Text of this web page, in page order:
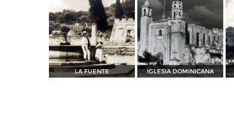
LA FUENTE IGLESIA DOMINICANA